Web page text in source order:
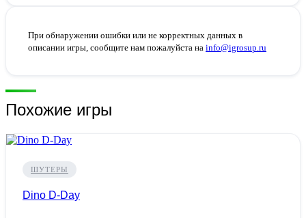
При обнаружении ошибки или не корректных данных в
описании игры, сообщите нам пожалуйста на info@igrosup.ru
Похожие игры
ШУТЕРЫ
Dino D-Day